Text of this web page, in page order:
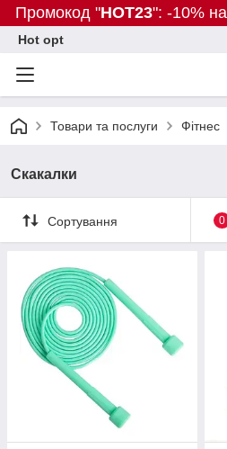
Промокод "HOT23": -10% на
Hot opt
Товари та послуги Фітнес
Скакалки
Сортування 0